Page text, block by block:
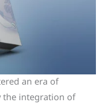
an era of
the integration of